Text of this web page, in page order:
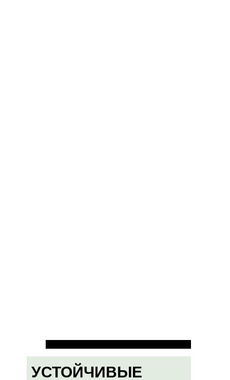
УСТОЙЧИВЫЕ